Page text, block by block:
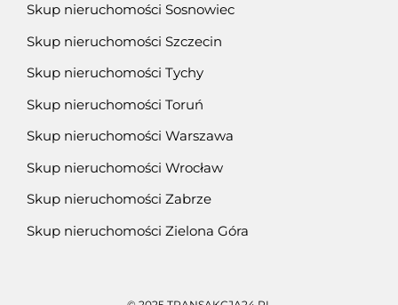
Skup nieruchomości Sosnowiec
Skup nieruchomości Szczecin
Skup nieruchomości Tychy
Skup nieruchomości Toruń
Skup nieruchomości Warszawa
Skup nieruchomości Wrocław
Skup nieruchomości Zabrze
Skup nieruchomości Zielona Góra